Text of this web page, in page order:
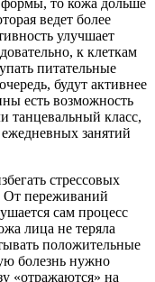
формы, то кожа дольше
ведет более
улучшает
к клеткам
питательные
будут активнее
есть возможность
танцевальный класс,
занятий
стрессовых
От переживаний
сам процесс
лица не теряла
положительные
болезнь нужно
«отражаются» на